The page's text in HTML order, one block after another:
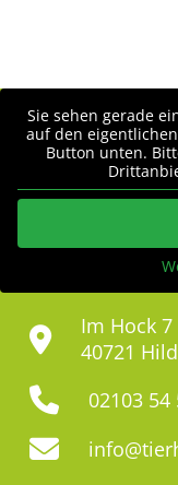
Sie sehen gerade
auf den
Button unten.
Im Hock 7
40721
02103 54